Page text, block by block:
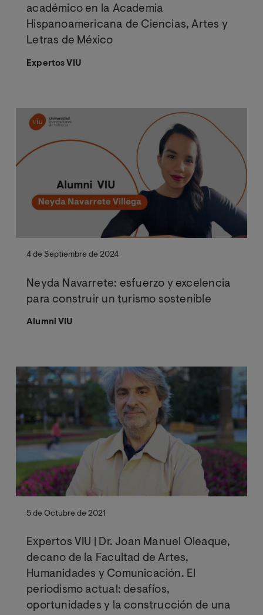
académico en la Academia
Hispanoamericana de Ciencias, Artes y
Letras de México
Expertos VIU
4 de Septiembre de 2024
Neyda Navarrete: esfuerzo y excelencia
para construir un turismo sostenible
Alumni VIU
5 de Octubre de 2021
Expertos VIU | Dr. Joan Manuel Oleaque,
decano de la Facultad de Artes,
Humanidades y Comunicación. El
periodismo actual: desafíos,
oportunidades y la construcción de una